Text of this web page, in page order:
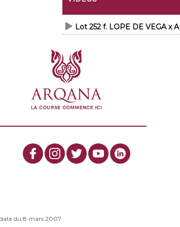
Lot 252 f. LOPE DE VEGA x
du 8 mars 2007